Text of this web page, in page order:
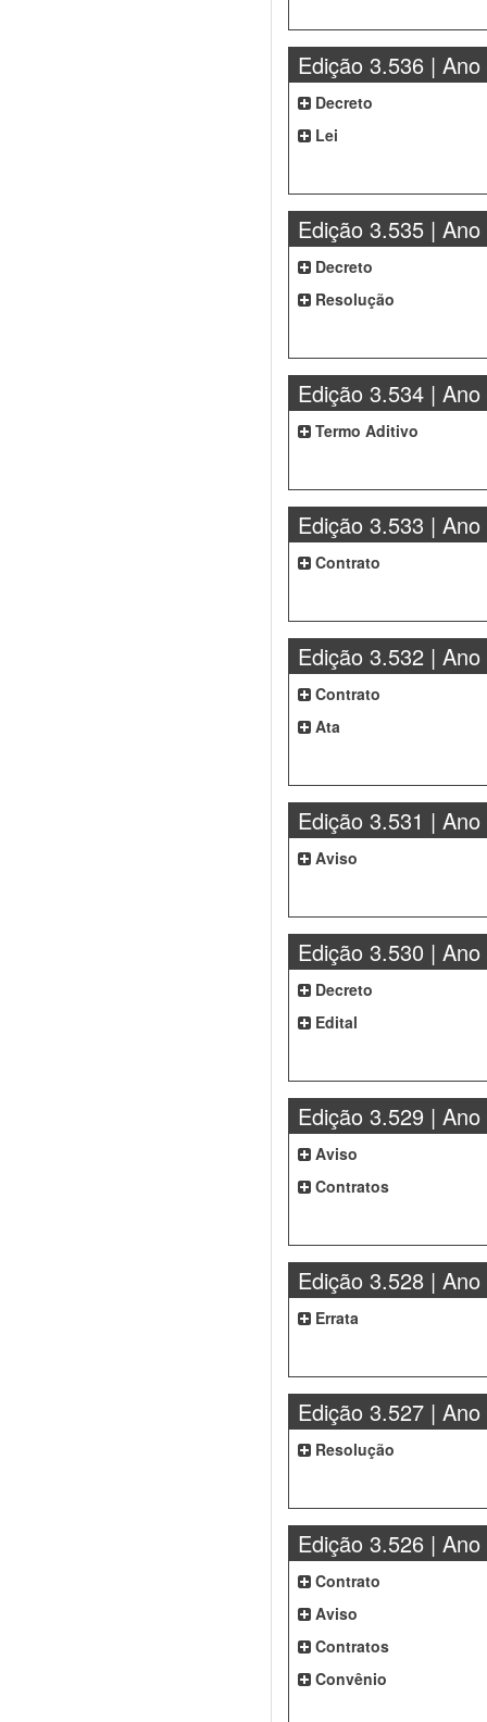
Edição 3.536 | Ano
Decreto
Lei
Edição 3.535 | Ano
Decreto
Resolução
Edição 3.534 | Ano
Termo Aditivo
Edição 3.533 | Ano
Contrato
Edição 3.532 | Ano
Contrato
Ata
Edição 3.531 | Ano
Aviso
Edição 3.530 | Ano
Decreto
Edital
Edição 3.529 | Ano
Aviso
Contratos
Edição 3.528 | Ano
Errata
Edição 3.527 | Ano
Resolução
Edição 3.526 | Ano
Contrato
Aviso
Contratos
Convênio